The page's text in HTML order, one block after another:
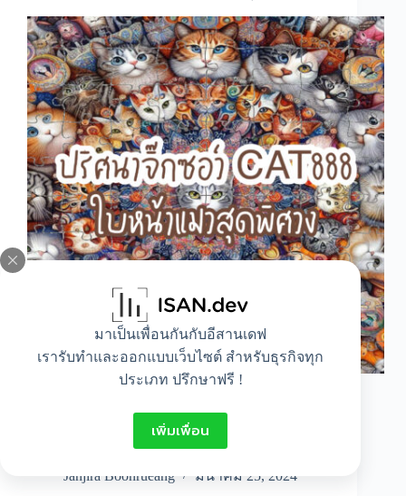
มาเป็นเพื่อนกันกับอีสานเดฟ
เรารับทำและออกแบบเว็บไซต์ สำหรับธุรกิจทุก
ประเภท ปรึกษาฟรี !
เพิ่มเพื่อน
จิ๊กซอว์ ภาพ CAT888 เป็นภาพที่ท้าทายมาก
สมาธิเป็นเลิศ และต้องจดจ่อตั้งใจที่จำทำให้รูปนี้
ออกมาสำเร็จจริงๆ
Janjira Boonrueang
มีนาคม 25, 2024